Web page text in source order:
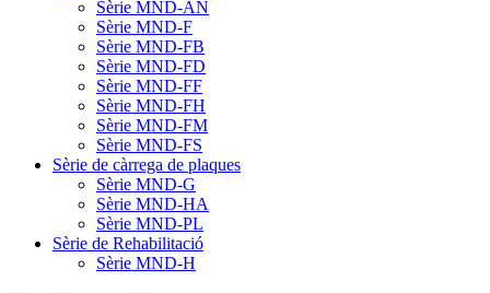
Sèrie MND-AN
Sèrie MND-F
Sèrie MND-FB
Sèrie MND-FD
Sèrie MND-FF
Sèrie MND-FH
Sèrie MND-FM
Sèrie MND-FS
Sèrie de càrrega de plaques
Sèrie MND-G
Sèrie MND-HA
Sèrie MND-PL
Sèrie de Rehabilitació
Sèrie MND-H